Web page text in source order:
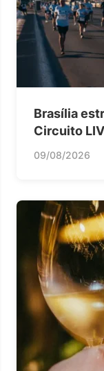
Brasília
Circuito
09/08/2026